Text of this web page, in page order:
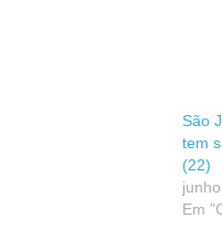
São
tem
(22)
Em